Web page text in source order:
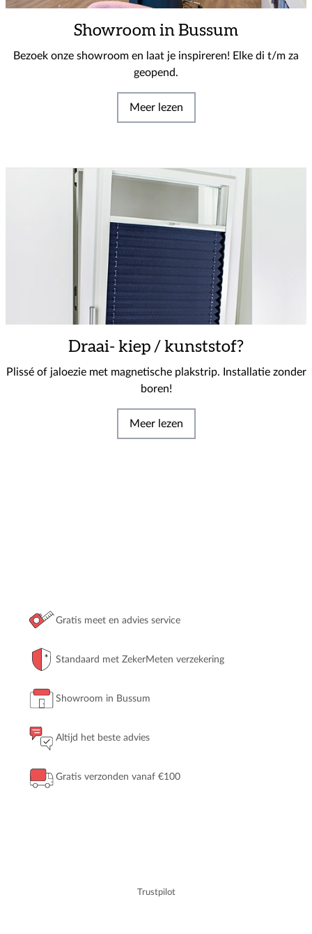
Showroom in Bussum
Bezoek onze showroom en laat je inspireren! Elke di t/m za
geopend.
Meer lezen
Draai- kiep / kunststof?
Plissé of jaloezie met magnetische plakstrip. Installatie zonder
boren!
Meer lezen
Gratis meet en advies service
Standaard met ZekerMeten verzekering
Showroom in Bussum
Altijd het beste advies
Gratis verzonden vanaf €100
Trustpilot